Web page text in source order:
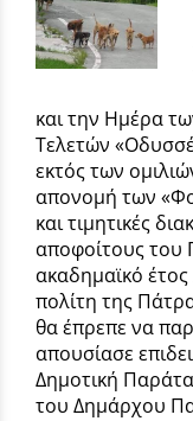
και την Ημέρα
Τελετών
εκτός των
απονομή των
και τιμητικές
αποφοίτους του
ακαδημαϊκό
πολίτη της
θα έπρεπε να
απουσίασε
Δημοτική
του Δημάρχου